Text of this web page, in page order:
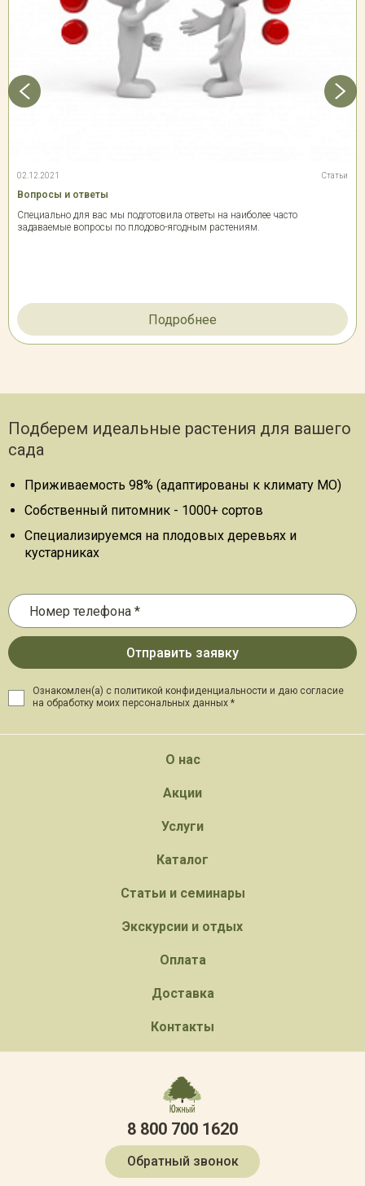
02.12.2021 Статьи
Вопросы и ответы
Специально для вас мы подготовила ответы на наиболее часто
задаваемые вопросы по плодово-ягодным растениям.
Подробнее
Подберем идеальные растения для вашего
сада
Приживаемость 98% (адаптированы к климату МО)
Собственный питомник - 1000+ сортов
Специализируемся на плодовых деревьях и
кустарниках
Ознакомлен(а) с политикой конфиденциальности и даю согласие
на обработку моих персональных данных *
О нас
Акции
Услуги
Каталог
Статьи и семинары
Экскурсии и отдых
Оплата
Доставка
Контакты
8 800 700 1620
Обратный звонок